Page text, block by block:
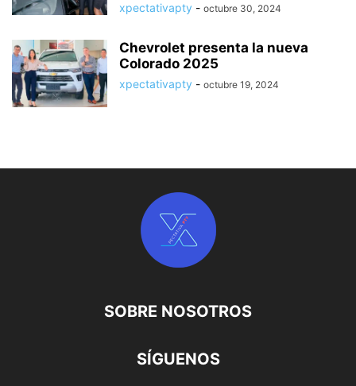
xpectativapty - octubre 30, 2024
Chevrolet presenta la nueva
Colorado 2025
xpectativapty - octubre 19, 2024
SOBRE NOSOTROS
SÍGUENOS